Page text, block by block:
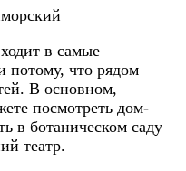
в самые
что рядом
В основном,
посмотреть дом-
в ботаническом саду
театр.